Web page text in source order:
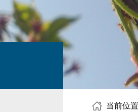
当前位